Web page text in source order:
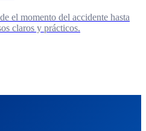
el momento del accidente hasta
claros y prácticos.